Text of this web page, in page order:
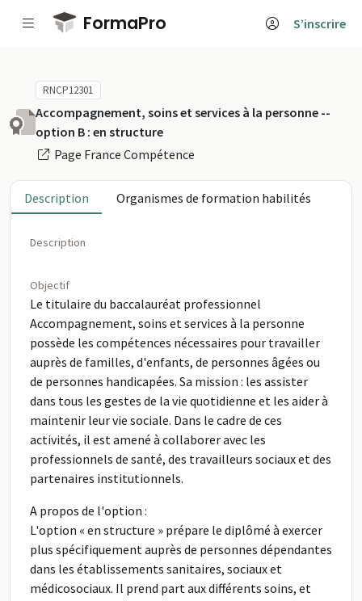
Passer au contenu principal
FormaPro S’inscrire
RNCP12301
Accompagnement, soins et services à la personne --
option B : en structure
Page France Compétence
Description Organismes de formation habilités
Description
Objectif
Le titulaire du baccalauréat professionnel
Accompagnement, soins et services à la personne
possède les compétences nécessaires pour travailler
auprès de familles, d'enfants, de personnes âgées ou
de personnes handicapées. Sa mission : les assister
dans tous les gestes de la vie quotidienne et les aider à
maintenir leur vie sociale. Dans le cadre de ces
activités, il est amené à collaborer avec les
professionnels de santé, des travailleurs sociaux et des
partenaires institutionnels.
A propos de l'option :
L'option « en structure » prépare le diplômé à exercer
plus spécifiquement auprès de personnes dépendantes
dans les établissements sanitaires, sociaux et
médicosociaux. Il prend part aux différents soins, et